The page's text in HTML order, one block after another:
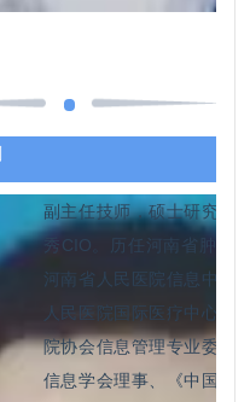
副主任技师，硕士研究生
秀CIO。历任河南省肿瘤
河南省人民医院信息中心
人民医院国际医疗中心党
院协会信息管理专业委员
信息学会理事、《中国数